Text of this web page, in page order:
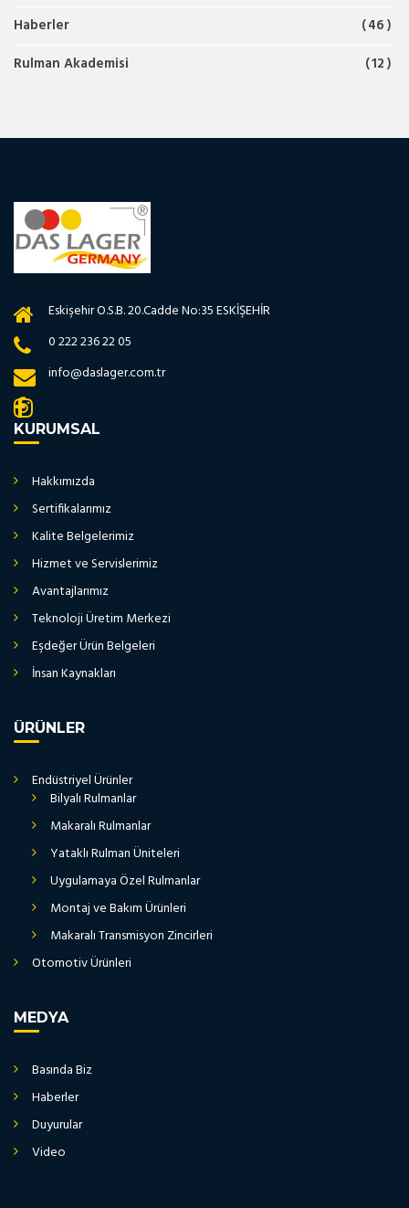
Haberler
46
Rulman Akademisi
12
Eskişehir O.S.B. 20.Cadde No:35 ESKİŞEHİR
0 222 236 22 05
info@daslager.com.tr
KURUMSAL
Hakkımızda
Sertifikalarımız
Kalite Belgelerimiz
Hizmet ve Servislerimiz
Avantajlarımız
Teknoloji Üretim Merkezi
Eşdeğer Ürün Belgeleri
İnsan Kaynakları
ÜRÜNLER
Endüstriyel Ürünler
Bilyalı Rulmanlar
Makaralı Rulmanlar
Yataklı Rulman Üniteleri
Uygulamaya Özel Rulmanlar
Montaj ve Bakım Ürünleri
Makaralı Transmisyon Zincirleri
Otomotiv Ürünleri
MEDYA
Basında Biz
Haberler
Duyurular
Video